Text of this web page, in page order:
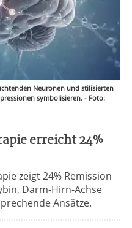
Neuronen und stilisierten
symbolisieren. - Foto:
erreicht 24%
zeigt 24% Remission
Darm-Hirn-Achse
Ansätze.